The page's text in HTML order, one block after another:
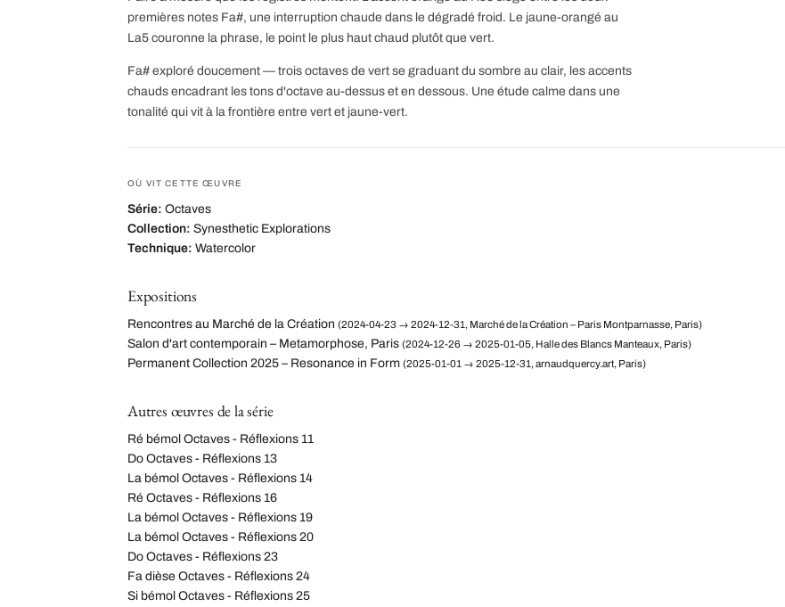
premières notes Fa#, une interruption chaude dans le dégradé froid. Le jaune-orangé au
La5 couronne la phrase, le point le plus haut chaud plutôt que vert.
Fa# exploré doucement — trois octaves de vert se graduant du sombre au clair, les accents
chauds encadrant les tons d'octave au-dessus et en dessous. Une étude calme dans une
tonalité qui vit à la frontière entre vert et jaune-vert.
OÙ VIT CETTE ŒUVRE
Série: Octaves
Collection: Synesthetic Explorations
Technique: Watercolor
Expositions
Rencontres au Marché de la Création (2024-04-23 → 2024-12-31, Marché de la Création – Paris Montparnasse, Paris)
Salon d'art contemporain – Metamorphose, Paris (2024-12-26 → 2025-01-05, Halle des Blancs Manteaux, Paris)
Permanent Collection 2025 – Resonance in Form (2025-01-01 → 2025-12-31, arnaudquercy.art, Paris)
Autres œuvres de la série
Ré bémol Octaves - Réflexions 11
Do Octaves - Réflexions 13
La bémol Octaves - Réflexions 14
Ré Octaves - Réflexions 16
La bémol Octaves - Réflexions 19
La bémol Octaves - Réflexions 20
Do Octaves - Réflexions 23
Fa dièse Octaves - Réflexions 24
Si bémol Octaves - Réflexions 25